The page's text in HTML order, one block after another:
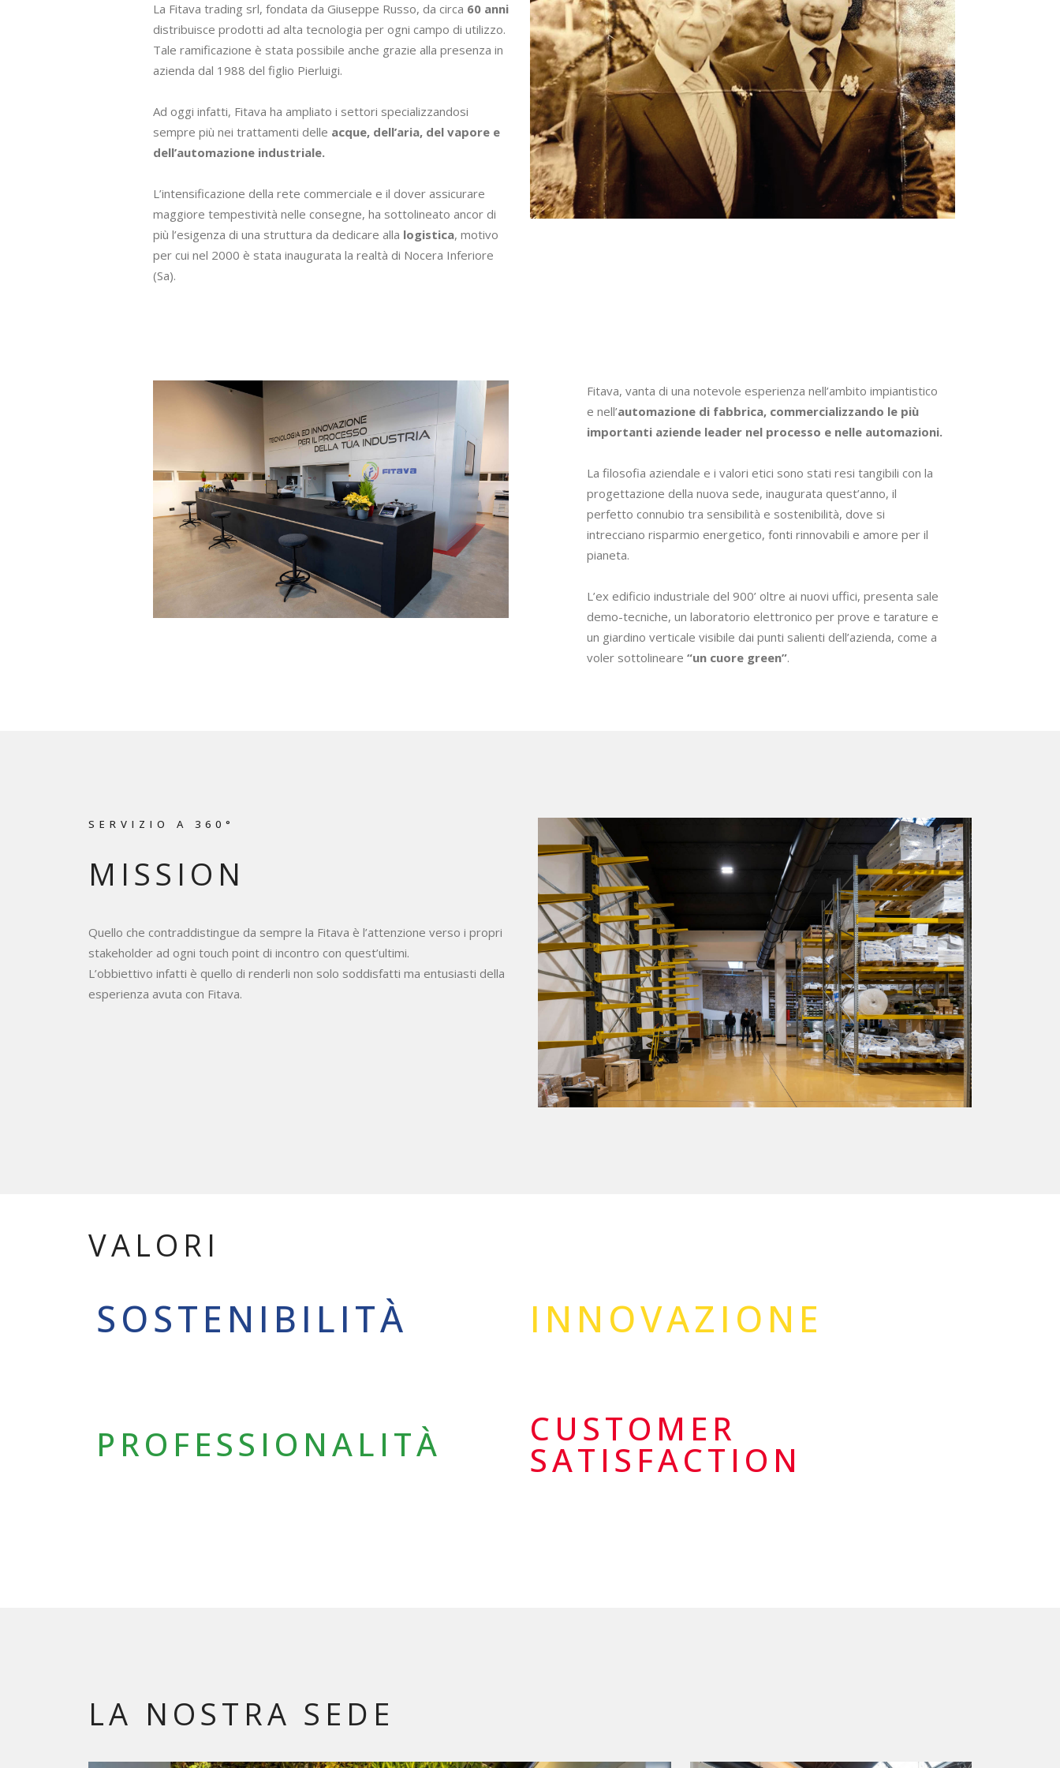
La Fitava trading srl, fondata da Giuseppe Russo, da circa 60 anni
distribuisce prodotti ad alta tecnologia per ogni campo di utilizzo.
Tale ramificazione è stata possibile anche grazie alla presenza in
azienda dal 1988 del figlio Pierluigi.
Ad oggi infatti, Fitava ha ampliato i settori specializzandosi
sempre più nei trattamenti delle acque, dell’aria, del vapore e
dell’automazione industriale.
L’intensificazione della rete commerciale e il dover assicurare
maggiore tempestività nelle consegne, ha sottolineato ancor di
più l’esigenza di una struttura da dedicare alla logistica, motivo
per cui nel 2000 è stata inaugurata la realtà di Nocera Inferiore
(Sa).
Fitava, vanta di una notevole esperienza nell’ambito impiantistico
e nell’automazione di fabbrica, commercializzando le più
importanti aziende leader nel processo e nelle automazioni.
La filosofia aziendale e i valori etici sono stati resi tangibili con la
progettazione della nuova sede, inaugurata quest’anno, il
perfetto connubio tra sensibilità e sostenibilità, dove si
intrecciano risparmio energetico, fonti rinnovabili e amore per il
pianeta.
L’ex edificio industriale del 900’ oltre ai nuovi uffici, presenta sale
demo-tecniche, un laboratorio elettronico per prove e tarature e
un giardino verticale visibile dai punti salienti dell’azienda, come a
voler sottolineare “un cuore green”.
SERVIZIO A 360°
MISSION
Quello che contraddistingue da sempre la Fitava è l’attenzione verso i propri
stakeholder ad ogni touch point di incontro con quest’ultimi.
L’obbiettivo infatti è quello di renderli non solo soddisfatti ma entusiasti della
esperienza avuta con Fitava.
VALORI
SOSTENIBILITÀ INNOVAZIONE
PROFESSIONALITÀ CUSTOMER
SATISFACTION
LA NOSTRA SEDE